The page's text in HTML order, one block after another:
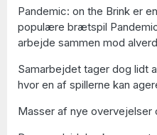
Pandemic: on the Brink er
populære brætspil
arbejde sammen mod
Samarbejdet tager dog lidt
hvor en af spillerne kan
Masser af nye overvejelser